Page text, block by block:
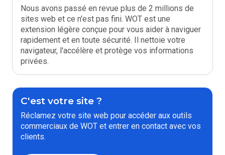
Nous avons passé en revue plus de 2 millions de
sites web et ce n'est pas fini. WOT est une
extension légère conçue pour vous aider à naviguer
rapidement et en toute sécurité. Il nettoie votre
navigateur, l'accélère et protège vos informations
privées.
C'est votre site ?
Réclamez votre site web pour accéder aux outils
commerciaux de WOT et entrer en contact avec vos
clients.